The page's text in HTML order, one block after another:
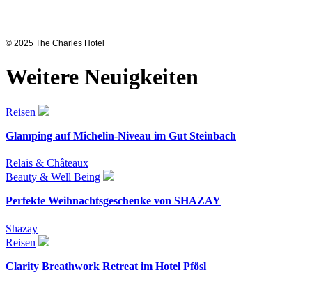
© 2025 The Charles Hotel
Weitere Neuigkeiten
Reisen
Glamping auf Michelin-Niveau im Gut Steinbach
Relais & Châteaux
Beauty & Well Being
Perfekte Weihnachtsgeschenke von SHAZAY
Shazay
Reisen
Clarity Breathwork Retreat im Hotel Pfösl